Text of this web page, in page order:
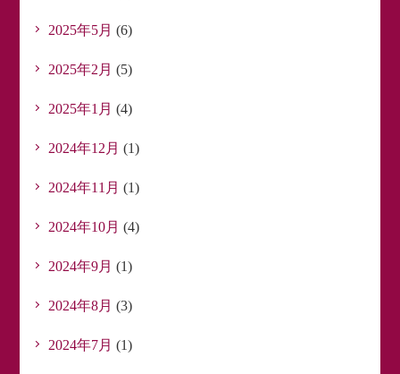
2025年5月 (6)
2025年2月 (5)
2025年1月 (4)
2024年12月 (1)
2024年11月 (1)
2024年10月 (4)
2024年9月 (1)
2024年8月 (3)
2024年7月 (1)